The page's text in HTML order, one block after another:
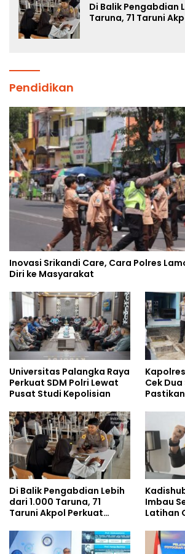
Di Balik Pengabdian
Taruna, 71 Taruni
Pendidikan
Inovasi Srikandi Care, Cara Polres
Diri ke Masyarakat
Universitas Palangka Raya
Perkuat SDM Polri Lewat
Pusat Studi Kepolisian
Cek Dua
Di Balik Pengabdian Lebih
dari 1.000 Taruna, 71
Taruni Akpol Perkuat
Siswa Sekolah Rakyat
Imbau
Latihan